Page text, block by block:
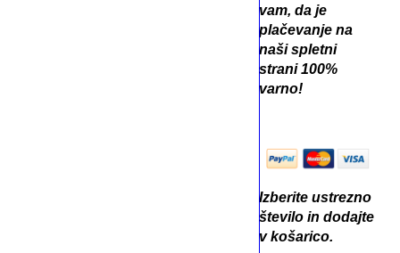
vam, da je
plačevanje na
naši spletni
strani 100%
varno!
Izberite ustrezno
število in dodajte
v košarico.